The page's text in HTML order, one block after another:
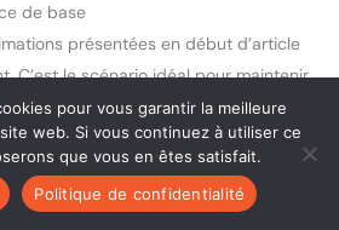
de base
présentées en début d’article
C’est le scénario idéal pour maintenir
prévisible.Un cycliste moyen
deux à quatre minutes sans
relief.
effort-récupération
pour vous garantir la meilleure
web. Si vous continuez à utiliser ce
que vous en êtes satisfait.
Politique de confidentialité